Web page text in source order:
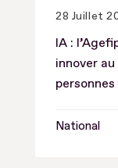
28 Juillet
IA :
innover
National